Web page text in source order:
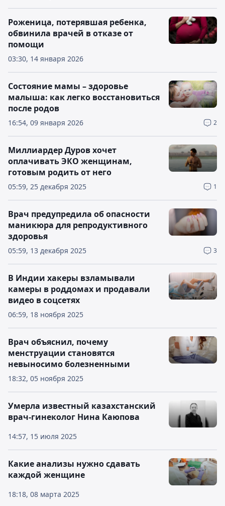
03:30, 14 января 2026
Роженица, потерявшая ребенка,
обвинила врачей в отказе от
помощи
16:54, 09 января 2026 2
Состояние мамы – здоровье
малыша: как легко восстановиться
после родов
05:59, 25 декабря 2025 1
Миллиардер Дуров хочет
оплачивать ЭКО женщинам,
готовым родить от него
05:59, 13 декабря 2025 3
Врач предупредила об опасности
маникюра для репродуктивного
здоровья
06:59, 18 ноября 2025
В Индии хакеры взламывали
камеры в роддомах и продавали
видео в соцсетях
18:32, 05 ноября 2025
Врач объяснил, почему
менструации становятся
невыносимо болезненными
14:57, 15 июля 2025
Умерла известный казахстанский
врач-гинеколог Нина Каюпова
18:18, 08 марта 2025
Какие анализы нужно сдавать
каждой женщине